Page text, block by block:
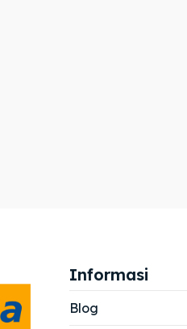
Informasi
Blog